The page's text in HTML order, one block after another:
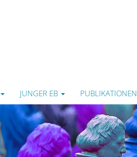
JUNGER EB PUBLIKATIONEN